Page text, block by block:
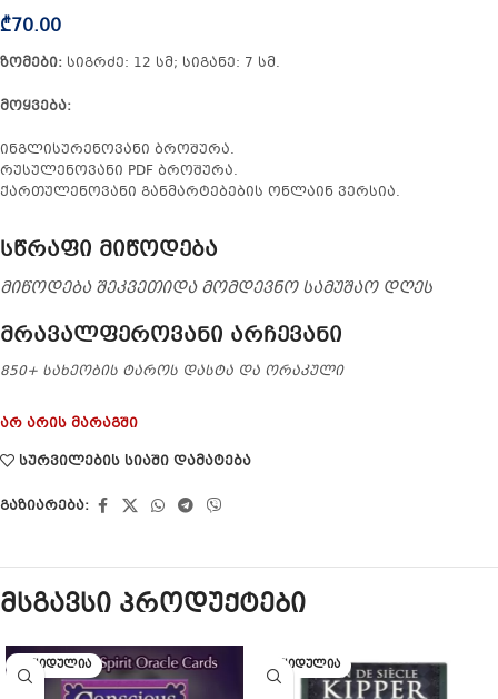
₾70.00
ზომები: სიგრძე: 12 სმ; სიგანე: 7 სმ.
მოყვება:
ინგლისურენოვანი ბროშურა.
რუსულენოვანი PDF ბროშურა.
ქართულენოვანი განმარტებების ონლაინ ვერსია.
სწრაფი მიწოდება
მიწოდება შეკვეთიდა მომდევნო სამუშაო დღეს
მრავალფეროვანი არჩევანი
850+ სახეობის ტაროს დასტა და ორაკული
არ არის მარაგში
სურვილების სიაში დამატება
გაზიარება:
მსგავსი პროდუქტები
ᲒᲐᲧᲘᲓᲣᲚᲘᲐ ᲒᲐᲧᲘᲓᲣᲚᲘᲐ